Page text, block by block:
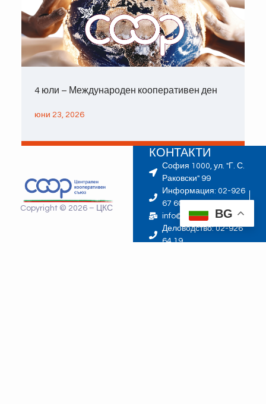
4 юли – Международен кооперативен ден
юни 23, 2026
Copyright © 2026 – ЦКС
КОНТАКТИ
София 1000, ул. "Г. С.
Раковски" 99
Информация: 02-926
67 60
info@cks.bg
Деловодство: 02-926
64 19
BG